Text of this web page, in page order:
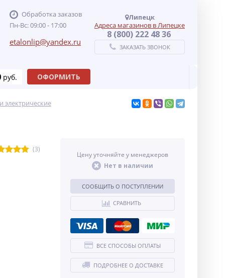
Обработка заказов
Пн-Вс: 09:00 - 17:00
etalonlip@yandex.ru
Липецк
Адреса магазинов в Липецке
8 (800) 222 48 36
ЗАКАЗАТЬ ЗВОНОК
руб. ОФОРМИТЬ
электрические
(3)
Цену уточняйте у менеджеров
Нет в наличии
СООБЩИТЬ О ПОСТУПЛЕНИИ
СРАВНИТЬ
ВСЕ СПОСОБЫ ОПЛАТЫ
ПОДРОБНЕЕ О ДОСТАВКЕ